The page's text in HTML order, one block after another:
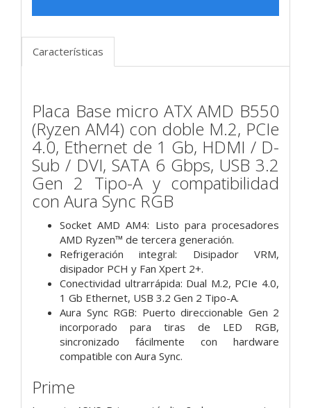
Características
Placa Base micro ATX AMD B550
(Ryzen AM4) con doble M.2, PCIe
4.0, Ethernet de 1 Gb, HDMI / D-
Sub / DVI, SATA 6 Gbps, USB 3.2
Gen 2 Tipo-A y compatibilidad
con Aura Sync RGB
Socket AMD AM4: Listo para procesadores
AMD Ryzen™ de tercera generación.
Refrigeración integral: Disipador VRM,
disipador PCH y Fan Xpert 2+.
Conectividad ultrarrápida: Dual M.2, PCIe 4.0,
1 Gb Ethernet, USB 3.2 Gen 2 Tipo-A.
Aura Sync RGB: Puerto direccionable Gen 2
incorporado para tiras de LED RGB,
sincronizado fácilmente con hardware
compatible con Aura Sync.
Prime